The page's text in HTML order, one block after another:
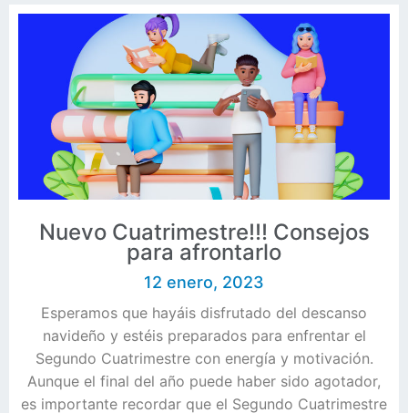
Nuevo Cuatrimestre!!! Consejos
para afrontarlo
12 enero, 2023
Esperamos que hayáis disfrutado del descanso
navideño y estéis preparados para enfrentar el
Segundo Cuatrimestre con energía y motivación.
Aunque el final del año puede haber sido agotador,
es importante recordar que el Segundo Cuatrimestre